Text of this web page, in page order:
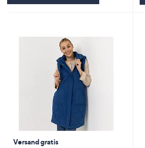
Versand gratis